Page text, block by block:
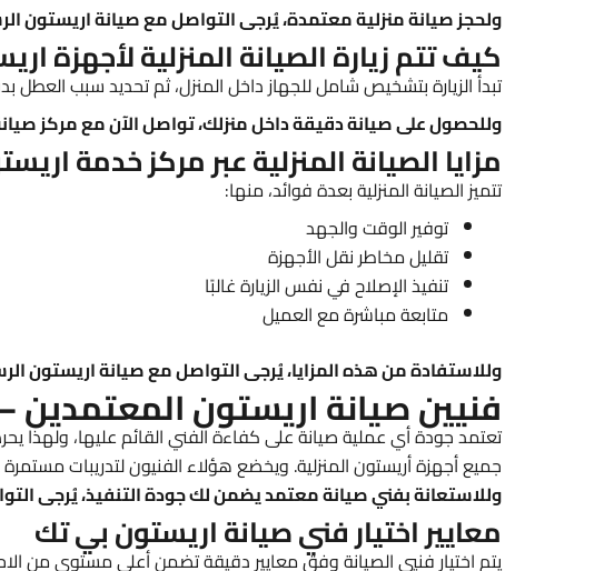
ولحجز صيانة منزلية معتمدة، يُرجى التواصل مع صيانة اريستون الرسمي عبر
كيف تتم زيارة الصيانة المنزلية لأجهزة
تبدأ الزيارة بتشخيص شامل للجهاز داخل المنزل، ثم تحديد سبب العطل
وللحصول على صيانة دقيقة داخل منزلك، تواصل الآن مع مركز صيانة
مزايا الصيانة المنزلية عبر مركز خدمة
تتميز الصيانة المنزلية بعدة فوائد، منها:
توفير الوقت والجهد
تقليل مخاطر نقل الأجهزة
تنفيذ الإصلاح في نفس الزيارة غالبًا
متابعة مباشرة مع العميل
وللاستفادة من هذه المزايا، يُرجى التواصل مع صيانة اريستون الرسمي عبر
فنيين صيانة اريستون المعتمدين
تعتمد جودة أي عملية صيانة على كفاءة الفني القائم عليها، ولهذا
جميع أجهزة أريستون المنزلية. ويخضع هؤلاء الفنيون لتدريبات
وللاستعانة بفني صيانة معتمد يضمن لك جودة التنفيذ، يُرجى
معايير اختيار فني صيانة اريستون بي تك
يتم اختيار فنيي الصيانة وفق معايير دقيقة تضمن أعلى مستوى من